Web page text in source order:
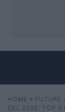
Cerca
HOME » FUTURE
DEL 2025: TOP 5